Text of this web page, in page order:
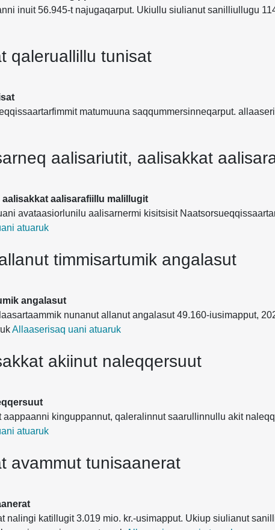
inuit 56.945-t najugaqarput. Ukiullu siulianut sanilliullugu
qaleruallillu tunisat
matumuuna saqqummersinneqarput.
aalisariutit, aalisakkat
aalisarafiillu malillugit
avataasiorlunilu aalisarnermi kisitsisit
atuaruk
timmisartumik angalasut
angalasut
nunanut allanut angalasut 49.160-iusimapput,
Allaaserisaq uani atuaruk
akiinut naleqqersuut
kinguppannut, qaleralinnut saarullinnullu akit
atuaruk
avammut tunisaanerat
nalingi katillugit 3.019 mio. kr.-usimapput. Ukiup siulianut